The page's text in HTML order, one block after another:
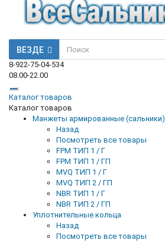
ВЕЗДЕ
8-922-75-04-534
08.00-22.00
Каталог товаров
Каталог товаров
Манжеты армированные (сальники)
Назад
Посмотреть все товары
FPM ТИП 1 / Г
FPM ТИП 1 / ГП
MVQ ТИП 1 / Г
MVQ ТИП 2 / ГП
NBR ТИП 1 / Г
NBR ТИП 2 / ГП
Уплотнительные кольца
Назад
Посмотреть все товары